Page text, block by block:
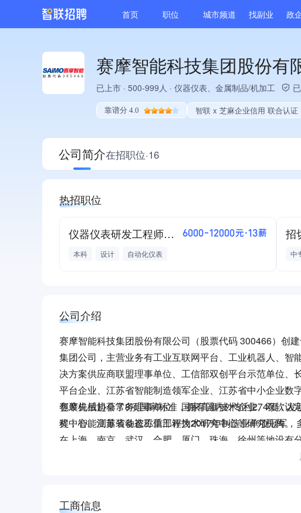
首页 职位 城市频道 找副业 政
赛摩智能科技集团股份有
已上市 · 500-999人 · 仪器仪表、金属制品/机加工
靠谱分 4.0 智联 x 芝麻企业信用 联合认证
公司简介在招职位·16
热招职位
仪器仪表研发工程师（经验不限） 6000-12000元·13薪
本科 设计 自动化仪表
招
中
公司介绍
赛摩智能科技集团股份有限公司（股票代码 300466）创
集团公司，主营业务有工业互联网平台、工业机器人、
决方案供应商联盟理事单位、工信部双创平台示范单位
平台企业、江苏省智能制造领军企业、江苏省中小企业
包装机械协会常务理事单位、国家高新技术企业、双软
程中心、江苏省动态称重工程技术研究中心等研究机构。
赛摩先后起草了8项国家标准，拥有国内外专利274项，
奖；智能测量装备被工信部评为2017年制造业单项冠军
在上海、南京、武汉、合肥、厦门、珠海、徐州等地设
能制造领域近二十家优质企业，建立了赛摩智能制造生态
目标，充分发挥上市公司的优势，利用资本市场，整合并
工商信息